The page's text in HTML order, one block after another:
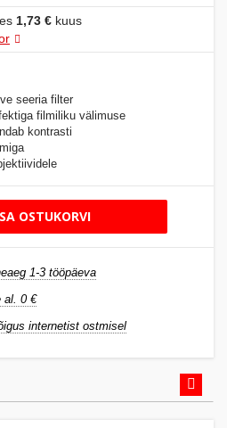
1,73 € kuus
seeria filter
filmiliku välimuse
kontrasti
OSTUKORVI
1-3 tööpäeva
al. 0 €
internetist ostmisel